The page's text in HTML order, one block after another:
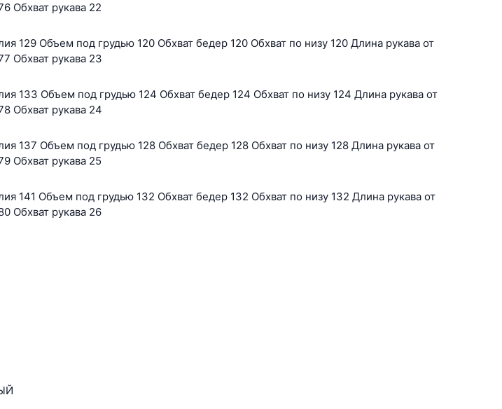
Обхват рукава 22
129 Объем под грудью 120 Обхват бедер 120 Обхват по низу 120 Длина рукава от
Обхват рукава 23
133 Объем под грудью 124 Обхват бедер 124 Обхват по низу 124 Длина рукава от
Обхват рукава 24
137 Объем под грудью 128 Обхват бедер 128 Обхват по низу 128 Длина рукава от
Обхват рукава 25
141 Объем под грудью 132 Обхват бедер 132 Обхват по низу 132 Длина рукава от
Обхват рукава 26